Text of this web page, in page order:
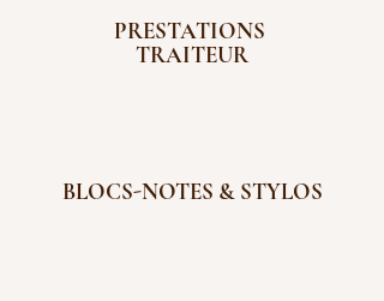
PRESTATIONS
TRAITEUR
BLOCS-NOTES & STYLOS